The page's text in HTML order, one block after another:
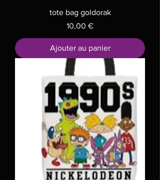
tote bag goldorak
Prix
10,00 €
Ajouter au panier